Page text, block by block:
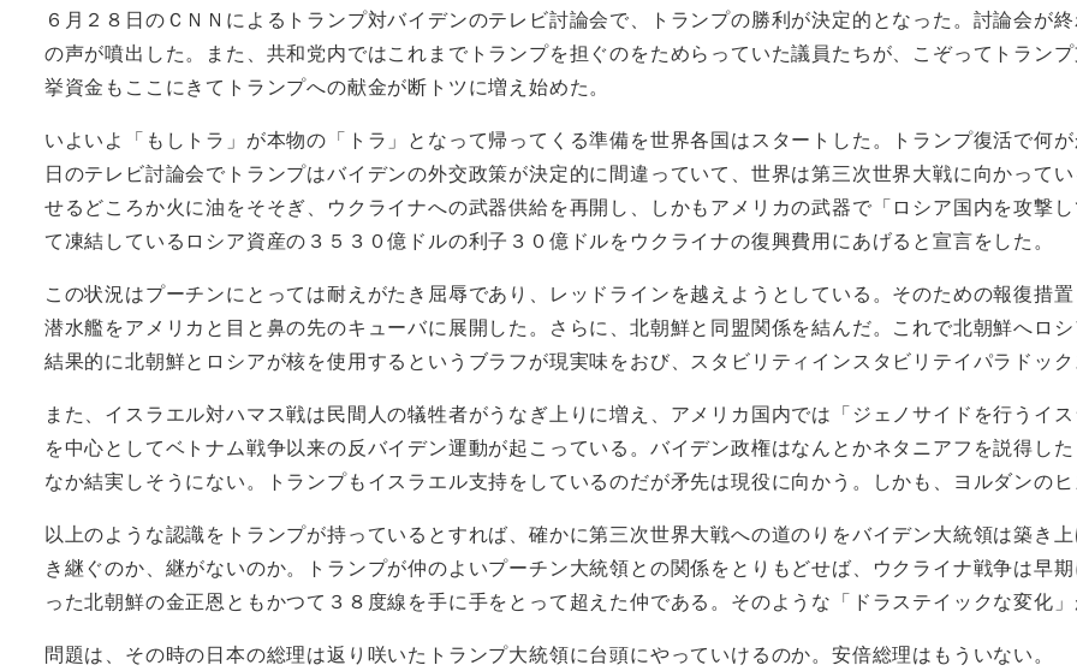
６月２８日のＣＮＮによるトランプ対バイデンのテレビ討論会で、トランプの勝利が決定的となった。討論会が
の声が噴出した。また、共和党内ではこれまでトランプを担ぐのをためらっていた議員たちが、こぞってトラン
挙資金もここにきてトランプへの献金が断トツに増え始めた。
いよいよ「もしトラ」が本物の「トラ」となって帰ってくる準備を世界各国はスタートした。トランプ復活で何
日のテレビ討論会でトランプはバイデンの外交政策が決定的に間違っていて、世界は第三次世界大戦に向かって
せるどころか火に油をそそぎ、ウクライナへの武器供給を再開し、しかもアメリカの武器で「ロシア国内を攻撃
て凍結しているロシア資産の３５３０億ドルの利子３０億ドルをウクライナの復興費用にあげると宣言をした。
この状況はプーチンにとっては耐えがたき屈辱であり、レッドラインを越えようとしている。そのための報復措
潜水艦をアメリカと目と鼻の先のキューバに展開した。さらに、北朝鮮と同盟関係を結んだ。これで北朝鮮へロ
結果的に北朝鮮とロシアが核を使用するというブラフが現実味をおび、スタビリティインスタビリテイパラドッ
また、イスラエル対ハマス戦は民間人の犠牲者がうなぎ上りに増え、アメリカ国内では「ジェノサイドを行うイ
を中心としてベトナム戦争以来の反バイデン運動が起こっている。バイデン政権はなんとかネタニアフを説得し
なか結実しそうにない。トランプもイスラエル支持をしているのだが矛先は現役に向かう。しかも、ヨルダンの
以上のような認識をトランプが持っているとすれば、確かに第三次世界大戦への道のりをバイデン大統領は築き
き継ぐのか、継がないのか。トランプが仲のよいプーチン大統領との関係をとりもどせば、ウクライナ戦争は早
った北朝鮮の金正恩ともかつて３８度線を手に手をとって超えた仲である。そのような「ドラステイックな変化
問題は、その時の日本の総理は返り咲いたトランプ大統領に台頭にやっていけるのか。安倍総理はもういない。